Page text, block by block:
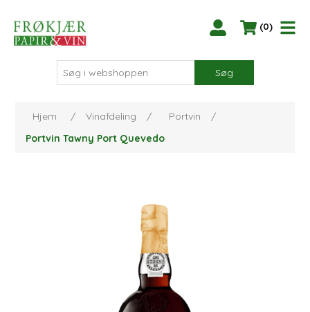
(0)
Søg
Hjem / Vinafdeling / Portvin
/
Portvin Tawny Port Quevedo